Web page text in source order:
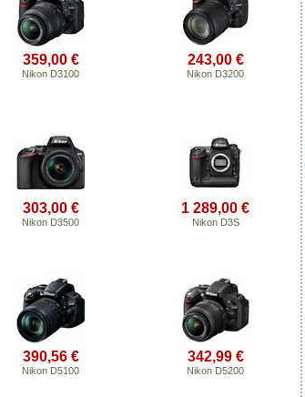
359,00 €
Nikon D3100
243,00 €
Nikon D3200
303,00 €
Nikon D3500
1 289,00 €
Nikon D3S
390,56 €
Nikon D5100
342,99 €
Nikon D5200